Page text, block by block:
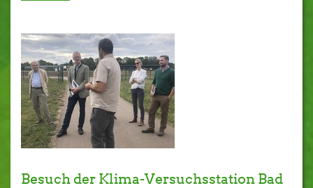
Besuch der Klima-Versuchsstation Bad